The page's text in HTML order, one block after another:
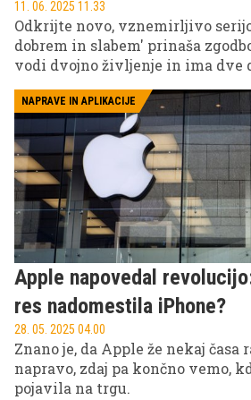
11. 06. 2025 11.33
Odkrijte novo, vznemirljivo
dobrem in slabem' prinaša
vodi dvojno življenje in ima dve
potegnil v svet drame, skrivnosti
nepredvidljivih dogodkov. Kdaj?
NAPRAVE IN APLIKACIJE
Apple napovedal
res nadomestila iPhone?
28. 05. 2025 04.00
Znano je, da Apple že nekaj časa
napravo, zdaj pa končno vemo,
pojavila na trgu.